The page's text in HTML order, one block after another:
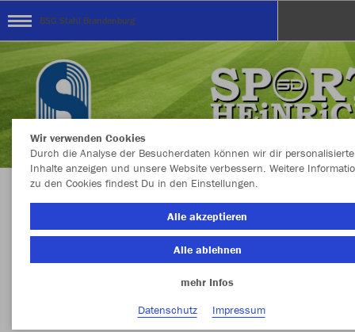
BSG Stahl Brandenburg
Herzlich Willkommen im Teamshop BSG Stahl
Brandenburg
Wir verwenden Cookies
Durch die Analyse der Besucherdaten können wir dir personalisierte
Inhalte anzeigen und unsere Website verbessern. Weitere
zu den Cookies findest Du in den Einstellungen.
Alle akzeptieren
Alle ablehnen
mehr Infos
Datenschutz
Impressum